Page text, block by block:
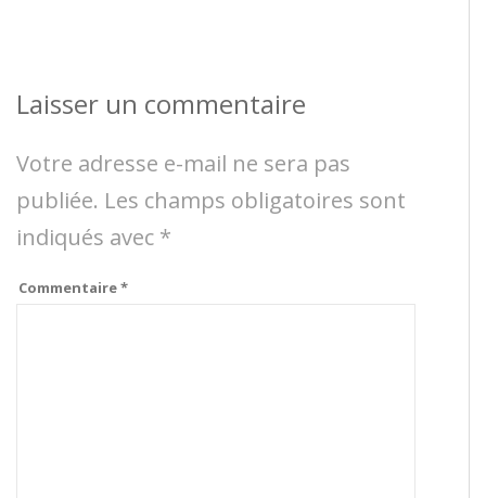
Laisser un commentaire
Votre adresse e-mail ne sera pas
publiée. Les champs obligatoires sont
indiqués avec *
Commentaire*